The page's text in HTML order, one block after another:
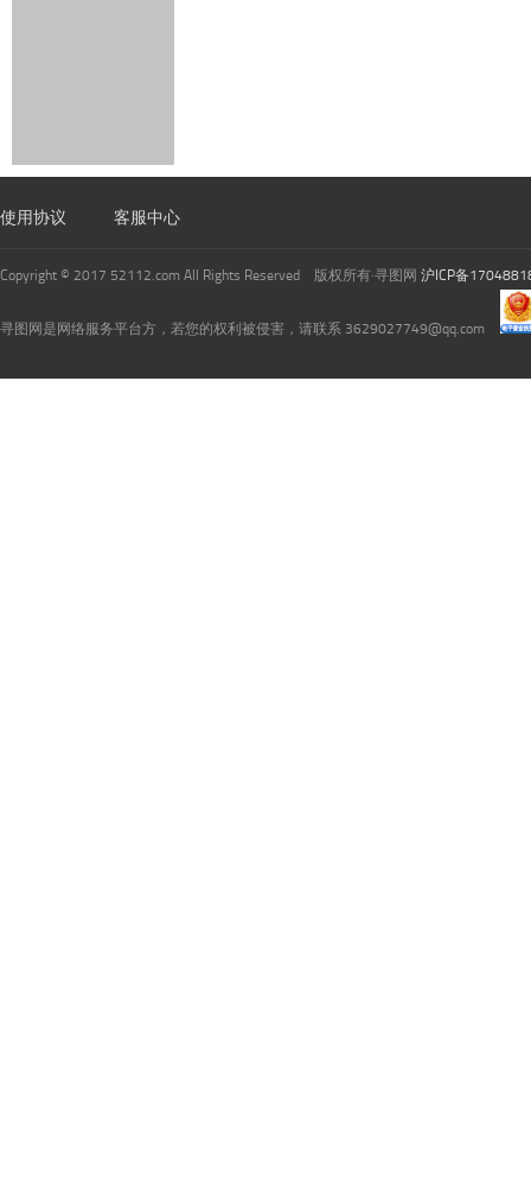
使用协议 客服中心
Copyright © 2017 52112.com All Rights Reserved 版权所有·寻图网 沪ICP备
寻图网是网络服务平台方，若您的权利被侵害，请联系 3629027749@qq.com